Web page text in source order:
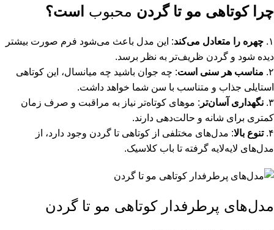
چرا کوتاهی مو تا گردن محبوب است؟
۱. چهره را متعادل می‌کند: این مدل باعث می‌شود فرم صورت بیشتر
دیده شود و گردن ظریف‌تر به نظر برسد.
۲. مناسب هر سنی است: چه جوان باشید چه میانسال، این کوتاهی
استایلی جذاب و متناسب با سن شما خواهد داشت.
۳. نگهداری آسان‌تر : موهای کوتاه‌تر نیاز به مراقبت و صرف زمان
کمتری برای شانه و حالت‌دهی دارند.
۴. تنوع بالا: مدل‌های مختلفی از کوتاهی تا گردن وجود دارد، از
مدل‌های لایه‌لایه گرفته تا باب کلاسیک.
مدل‌های پرطرفدار کوتاهی مو تا گردن